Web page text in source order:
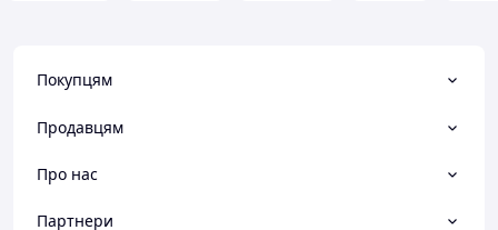
Покупцям
Продавцям
Про нас
Партнери